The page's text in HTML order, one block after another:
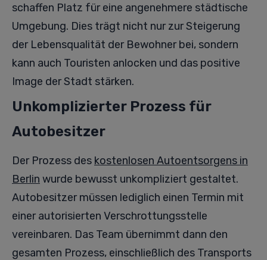
schaffen Platz für eine angenehmere städtische
Umgebung. Dies trägt nicht nur zur Steigerung
der Lebensqualität der Bewohner bei, sondern
kann auch Touristen anlocken und das positive
Image der Stadt stärken.
Unkomplizierter Prozess für
Autobesitzer
Der Prozess des kostenlosen Autoentsorgens in
Berlin wurde bewusst unkompliziert gestaltet.
Autobesitzer müssen lediglich einen Termin mit
einer autorisierten Verschrottungsstelle
vereinbaren. Das Team übernimmt dann den
gesamten Prozess, einschließlich des Transports